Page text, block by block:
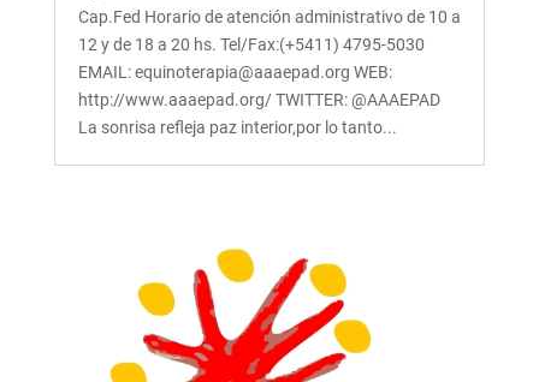
Cap.Fed Horario de atención administrativo de 10 a
12 y de 18 a 20 hs. Tel/Fax:(+5411) 4795-5030
EMAIL: equinoterapia@aaaepad.org WEB:
http://www.aaaepad.org/ TWITTER: @AAAEPAD
La sonrisa refleja paz interior,por lo tanto...